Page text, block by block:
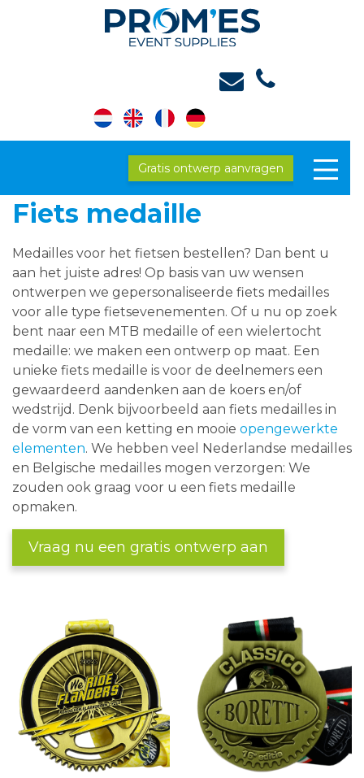
Gratis ontwerp aanvragen
Fiets medaille
Medailles voor het fietsen bestellen? Dan bent u
aan het juiste adres! Op basis van uw wensen
ontwerpen we gepersonaliseerde fiets medailles
voor alle type fietsevenementen. Of u nu op zoek
bent naar een MTB medaille of een wielertocht
medaille: we maken een ontwerp op maat. Een
unieke fiets medaille is voor de deelnemers een
gewaardeerd aandenken aan de koers en/of
wedstrijd. Denk bijvoorbeeld aan fiets medailles in
de vorm van een ketting en mooie opengewerkte
elementen. We hebben veel Nederlandse medailles
en Belgische medailles mogen verzorgen: We
zouden ook graag voor u een fiets medaille
opmaken.
Vraag nu een gratis ontwerp aan